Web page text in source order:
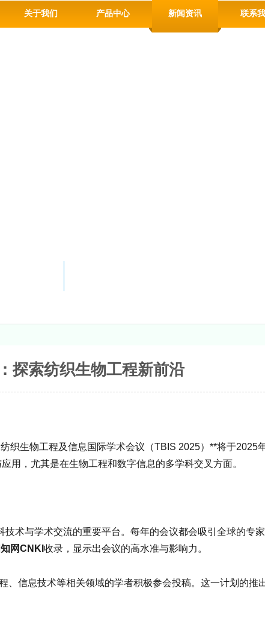
关于我们 产品中心 新闻资讯 联系
探索纺织生物工程新前沿
织生物工程及信息国际学术会议（TBIS 2025）**将于2025
用，尤其是在生物工程和数字信息的多学科交叉方面。
术与学术交流的重要平台。每年的会议都会吸引全球的专
网CNKI 收录，显示出会议的高水准与影响力。
、信息技术等相关领域的学者积极参会投稿。这一计划的推